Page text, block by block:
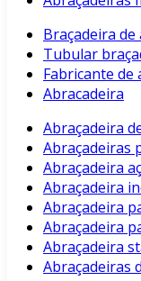
Braçadeira de
Tubular
Fabricante de
Abracadeira
Abraçadeira
Abraçadeiras
Abraçadeira
Abraçadeira
Abraçadeira
Abraçadeira
Abraçadeira
Abraçadeiras